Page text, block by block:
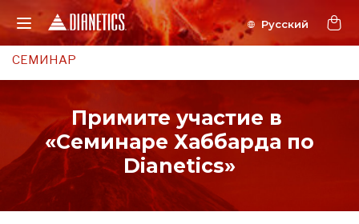
СЕМИНАР
Примите участие в
«Семинаре Хаббарда по
Dianetics»